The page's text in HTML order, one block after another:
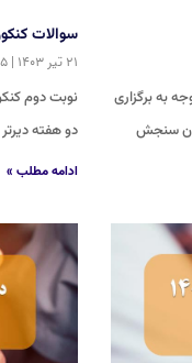
گردید. با توجه به برگزاری
سنجش
سوالات کنکور
۲۱ تیر ۱۴۰۳ ۵ دیدگاه
دو هفته
ادامه مطلب »